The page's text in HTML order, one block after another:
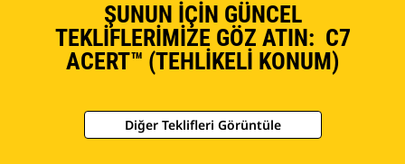
ŞUNUN İÇIN GÜNCEL
TEKLIFLERIMIZE GÖZ ATIN: C7
ACERT™ (TEHLIKELI KONUM)
Diğer Teklifleri Görüntüle